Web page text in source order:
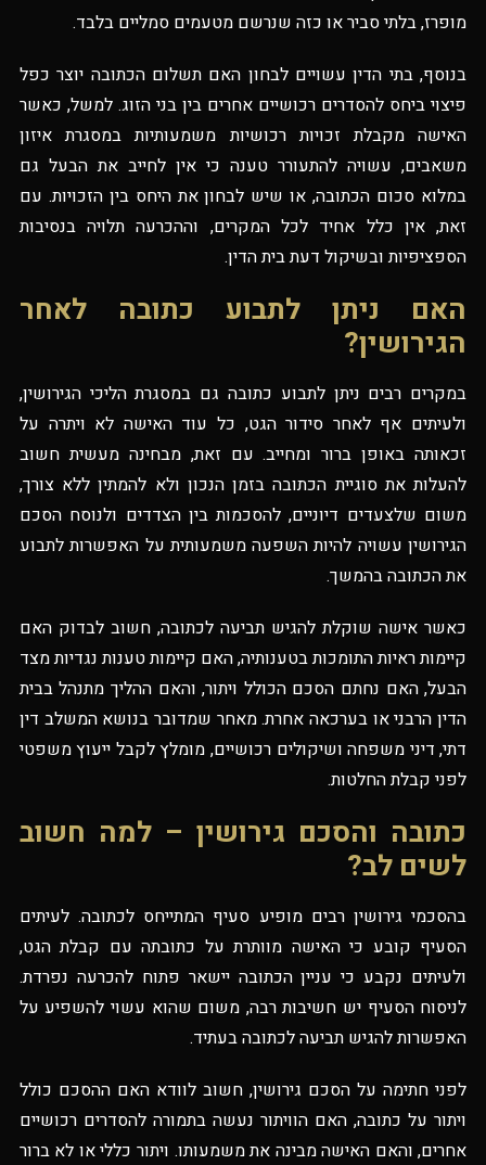
מופרז, בלתי סביר או כזה שנרשם מטעמים סמליים בלבד.
בנוסף, בתי הדין עשויים לבחון האם תשלום הכתובה יוצר כפל
פיצוי ביחס להסדרים רכושיים אחרים בין בני הזוג. למשל, כאשר
האישה מקבלת זכויות רכושיות משמעותיות במסגרת איזון
משאבים, עשויה להתעורר טענה כי אין לחייב את הבעל גם
במלוא סכום הכתובה, או שיש לבחון את היחס בין הזכויות. עם
זאת, אין כלל אחיד לכל המקרים, וההכרעה תלויה בנסיבות
הספציפיות ובשיקול דעת בית הדין.
האם ניתן לתבוע כתובה לאחר
הגירושין?
במקרים רבים ניתן לתבוע כתובה גם במסגרת הליכי הגירושין,
ולעיתים אף לאחר סידור הגט, כל עוד האישה לא ויתרה על
זכאותה באופן ברור ומחייב. עם זאת, מבחינה מעשית חשוב
להעלות את סוגיית הכתובה בזמן הנכון ולא להמתין ללא צורך,
משום שלצעדים דיוניים, להסכמות בין הצדדים ולנוסח הסכם
הגירושין עשויה להיות השפעה משמעותית על האפשרות לתבוע
את הכתובה בהמשך.
כאשר אישה שוקלת להגיש תביעה לכתובה, חשוב לבדוק האם
קיימות ראיות התומכות בטענותיה, האם קיימות טענות נגדיות מצד
הבעל, האם נחתם הסכם הכולל ויתור, והאם ההליך מתנהל בבית
הדין הרבני או בערכאה אחרת. מאחר שמדובר בנושא המשלב דין
דתי, דיני משפחה ושיקולים רכושיים, מומלץ לקבל ייעוץ משפטי
לפני קבלת החלטות.
כתובה והסכם גירושין – למה חשוב
לשים לב?
בהסכמי גירושין רבים מופיע סעיף המתייחס לכתובה. לעיתים
הסעיף קובע כי האישה מוותרת על כתובתה עם קבלת הגט,
ולעיתים נקבע כי עניין הכתובה יישאר פתוח להכרעה נפרדת.
לניסוח הסעיף יש חשיבות רבה, משום שהוא עשוי להשפיע על
האפשרות להגיש תביעה לכתובה בעתיד.
לפני חתימה על הסכם גירושין, חשוב לוודא האם ההסכם כולל
ויתור על כתובה, האם הוויתור נעשה בתמורה להסדרים רכושיים
אחרים, והאם האישה מבינה את משמעותו. ויתור כללי או לא ברור